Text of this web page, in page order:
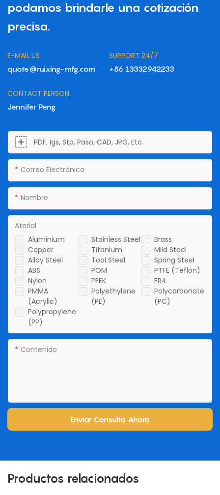
podamos brindarle una cotización
precisa.
E-MAIL US
quote@ruixing-mfg.com
SUPPORT 24/7
+86 13332942233
CONTACT PERSON:
Jennifer Peng
PDF, Igs, Stp, Paso, CAD, JPG, Etc.
Correo Electrónico
Nombre
Aluminium Stainless Steel
Brass
Copper
Titanium
Mild Steel
Alloy Steel
Tool Steel
Spring Steel
ABS
POM
PTFE (Teflon)
Nylon
PEEK
FR4
PMMA
(Acrylic)
Polyethylene
(PE)
Polycarbonate
(PC)
Polypropylene
(PP)
Aterial
Contenido
Enviar Consulta Ahora
Productos relacionados